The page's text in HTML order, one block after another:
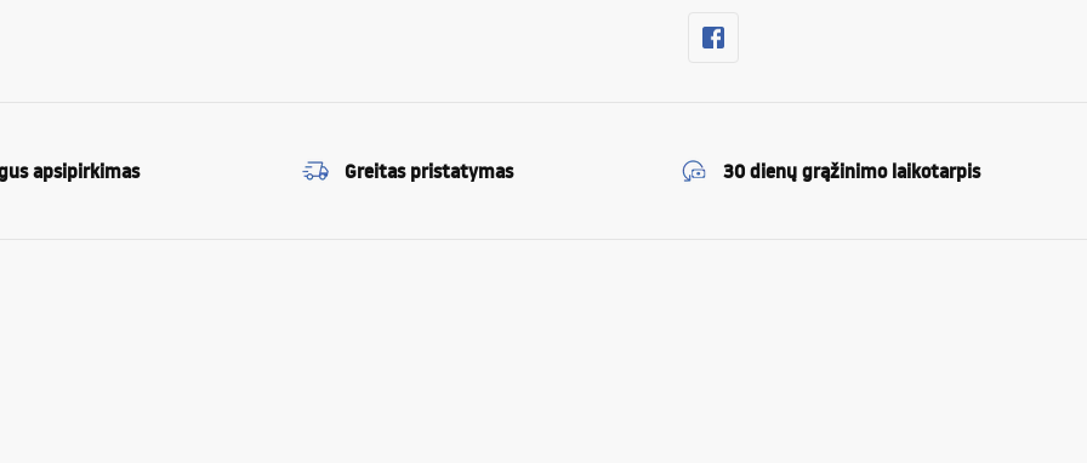
apsipirkimas Greitas pristatymas 30 dienų grąžinimo laikotarpis